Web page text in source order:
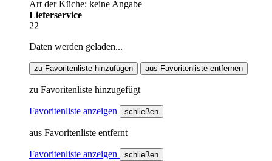
Art der Küche: keine Angabe
Lieferservice
22
Daten werden geladen...
zu Favoritenliste hinzufügen aus Favoritenliste entfernen
zu Favoritenliste hinzugefügt
Favoritenliste anzeigen schließen
aus Favoritenliste entfernt
Favoritenliste anzeigen schließen